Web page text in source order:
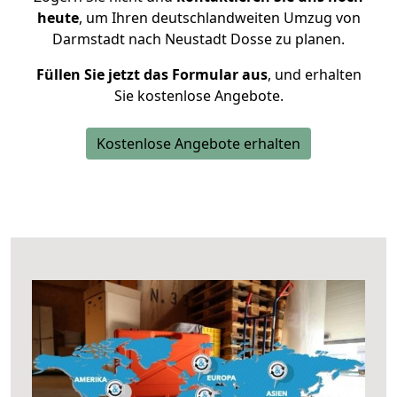
heute, um Ihren deutschlandweiten Umzug von
Darmstadt nach Neustadt Dosse zu planen.
Füllen Sie jetzt das Formular aus, und erhalten
Sie kostenlose Angebote.
Kostenlose Angebote erhalten